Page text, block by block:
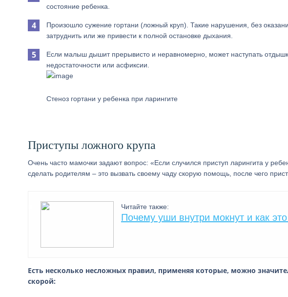
состояние ребенка.
Произошло сужение гортани (ложный круп). Такие нарушения, без
затруднить или же привести к полной остановке дыхания.
Если малыш дышит прерывисто и неравномерно, может наступать
недостаточности или асфиксии.
Стеноз гортани у ребенка при ларингите
Приступы ложного крупа
Очень часто мамочки задают вопрос: «Если случился приступ ларингита у
сделать родителям – это вызвать своему чаду скорую помощь, после чего
Читайте также:
Почему уши внутри мокнут и как
Есть несколько несложных правил, применяя которые, можно
скорой: